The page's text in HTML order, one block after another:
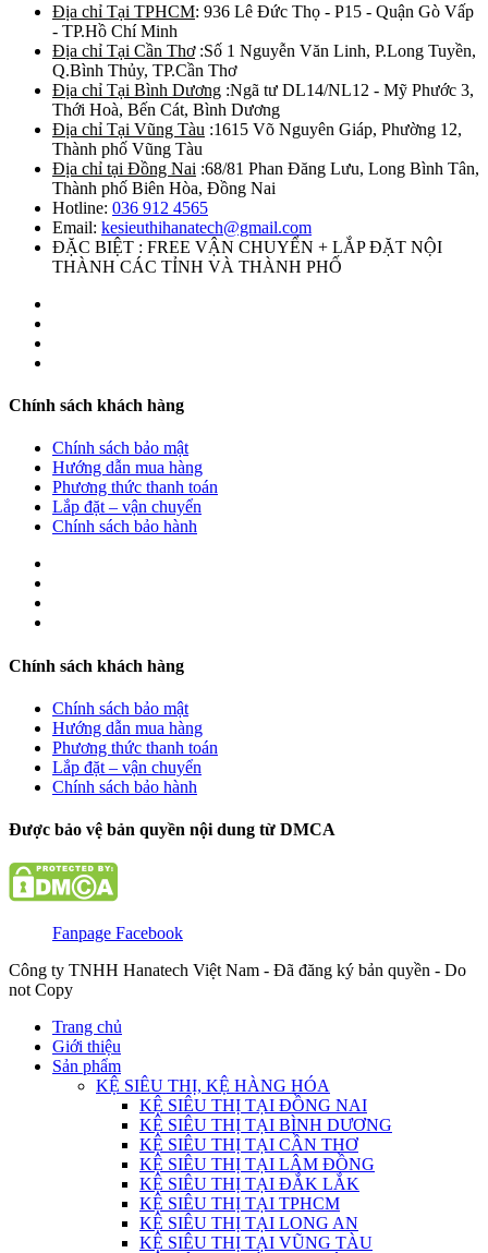
Địa chỉ Tại TPHCM: 936 Lê Đức Thọ - P15 - Quận Gò Vấp
- TP.Hồ Chí Minh
Địa chỉ Tại Cần Thơ:Số 1 Nguyễn Văn Linh, P.Long Tuyền,
Q.Bình Thủy, TP.Cần Thơ
Địa chỉ Tại Bình Dương :Ngã tư DL14/NL12 - Mỹ Phước 3,
Thới Hoà, Bến Cát, Bình Dương
Địa chỉ Tại Vũng Tàu :1615 Võ Nguyên Giáp, Phường 12,
Thành phố Vũng Tàu
Địa chỉ tại Đồng Nai :68/81 Phan Đăng Lưu, Long Bình Tân,
Thành phố Biên Hòa, Đồng Nai
Hotline: 036 912 4565
Email: kesieuthihanatech@gmail.com
ĐẶC BIỆT : FREE VẬN CHUYỂN + LẮP ĐẶT NỘI
THÀNH CÁC TỈNH VÀ THÀNH PHỐ
Chính sách khách hàng
Chính sách bảo mật
Hướng dẫn mua hàng
Phương thức thanh toán
Lắp đặt – vận chuyển
Chính sách bảo hành
Chính sách khách hàng
Chính sách bảo mật
Hướng dẫn mua hàng
Phương thức thanh toán
Lắp đặt – vận chuyển
Chính sách bảo hành
Được bảo vệ bản quyền nội dung từ DMCA
Fanpage Facebook
Công ty TNHH Hanatech Việt Nam - Đã đăng ký bản quyền - Do
not Copy
Trang chủ
Giới thiệu
Sản phẩm
KỆ SIÊU THỊ, KỆ HÀNG HÓA
KỆ SIÊU THỊ TẠI ĐỒNG NAI
KỆ SIÊU THỊ TẠI BÌNH DƯƠNG
KỆ SIÊU THỊ TẠI CẦN THƠ
KỆ SIÊU THỊ TẠI LÂM ĐỒNG
KỆ SIÊU THỊ TẠI ĐẮK LẮK
KỆ SIÊU THỊ TẠI TPHCM
KỆ SIÊU THỊ TẠI LONG AN
KỆ SIÊU THỊ TẠI VŨNG TÀU